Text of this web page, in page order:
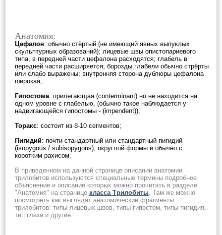
Анатомия:
Цефалон: обычно стёртый (не имеющий явных выпуклых
скульптурных образований); лицевые швы опистопариевого
типа, в передней части цефалона расходятся; глабель в
передней части расширяется; борозды глабели обычно стрёрты
или слабо выражены; внутренняя сторона дублюры цефалона
широкая;
Гипостома: прилегающая (conterminant) но не находится на
одном уровне с глабелью, (обычно такое наблюдается у
надвигающейся гипостомы - (impendent));
Торакс: состоит из 8-10 сегментов;
Пигидий: почти стандартный или стандартный пигидий
(isopygous / subisopygous), округлой формы и обычно с
коротким рахисом.
В приведенном на данной странице описании анатомии
трилобитов используются специальные термины подробное
объяснение и описание которых можно прочитать в разделе
"Анатомия" на странице класса Трилобиты. Там же можно
посмотреть как выглядят анатомические фрагменты
трилобитов: типы лицевых швов, типы гипостом, типы пигидия,
тип глаза и другие.